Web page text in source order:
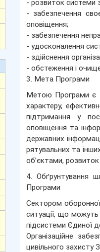
- розвиток системи
- забезпечення
оповіщення;
- забезпечення
- удосконалення
- здійснення
- обстеження і
3. Мета Програми
Метою Програми є
характеру,
підтримання у
оповіщення та
державних
рятувальних та
об’єктами,
4. Обґрунтування
Програми
Сектором оборонної
ситуації, що можуть
підсистеми Єдиної
Організаційне
цивільного захисту